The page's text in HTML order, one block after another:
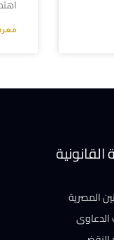
القانونية
المصرية